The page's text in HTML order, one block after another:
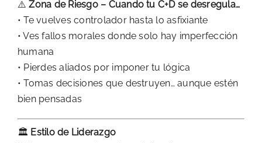
⚠️Zona de Riesgo – Cuando tu C+D se desregula…
• Te vuelves controlador hasta lo asfixiante
• Ves fallos morales donde solo hay imperfección
humana
• Pierdes aliados por imponer tu lógica
• Tomas decisiones que destruyen… aunque estén
bien pensadas
🏛️ Estilo de Liderazgo